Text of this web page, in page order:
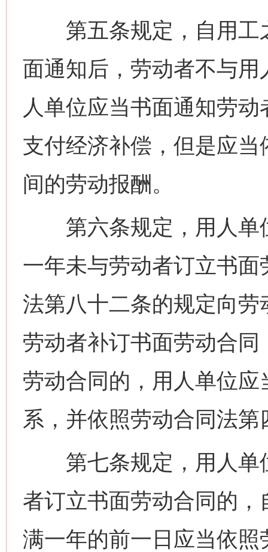
第五条规定，自用工
面通知后，劳动者不与
人单位应当书面通知劳
支付经济补偿，但是应
间的劳动报酬。
第六条规定，用人单
一年未与劳动者订立书
法第八十二条的规定向
劳动者补订书面劳动合
劳动合同的，用人单位
系，并依照劳动合同法
第七条规定，用人单
者订立书面劳动合同的
满一年的前一日应当依